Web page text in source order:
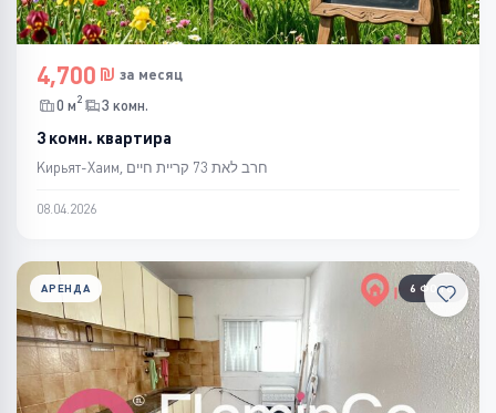
4,700
за месяц
0 м2 3 комн.
3 комн. квартира
Кирьят-Хаим, חרב לאת 73 קריית חיים
08.04.2026
6 ФОТО
АРЕНДА